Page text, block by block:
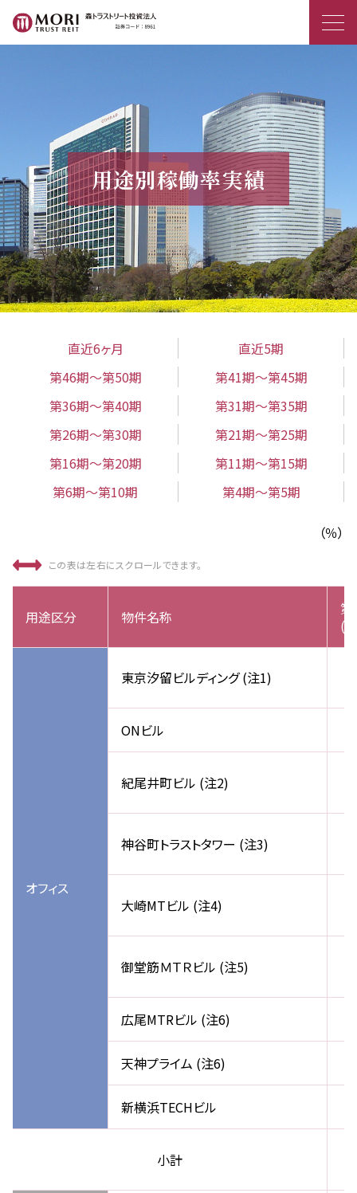
用途別稼働率実績
直近6ヶ月
直近5期
第46期～第50期
第41期～第45期
第36期～第40期
第31期～第35期
第26期～第30期
第21期～第25期
第16期～第20期
第11期～第15期
第6期～第10期
第4期～第5期
（％）
この表は左右にスクロールできます。
用途区分 物件名称
第
オフィス
東京汐留ビルディング (注1)
ONビル
紀尾井町ビル (注2)
神谷町トラストタワー (注3)
大崎MTビル (注4)
御堂筋ＭＴＲビル (注5)
広尾MTRビル (注6)
天神プライム (注6)
新横浜TECHビル
小計